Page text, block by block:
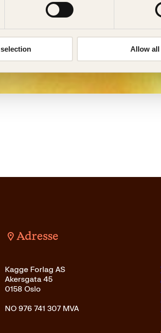
Allow all
Adresse
Kagge Forlag AS
Akersgata 45
0158 Oslo
NO 976 741 307 MVA